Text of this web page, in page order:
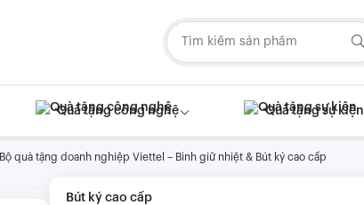
Quà tặng công nghệ Quà tặng sự kiện
Bộ quà tặng doanh nghiệp Viettel – Bình giữ nhiệt & Bút ký cao cấp
Bút ký cao cấp